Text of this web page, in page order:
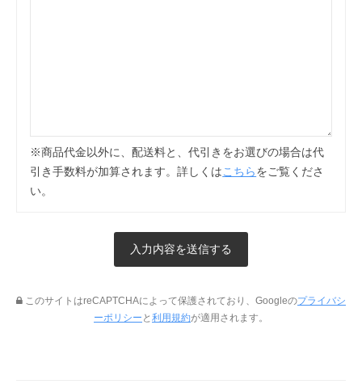
※商品代金以外に、配送料と、代引きをお選びの場合は代
引き手数料が加算されます。詳しくは こちら をご覧くださ
い。
このサイトはreCAPTCHAによって保護されており、Googleのプライバシ
ーポリシー と 利用規約が適用されます。